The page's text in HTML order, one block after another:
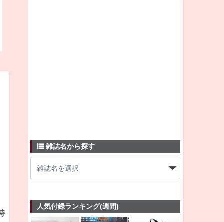
雑誌名から探す
人気付録ランキング(週間)